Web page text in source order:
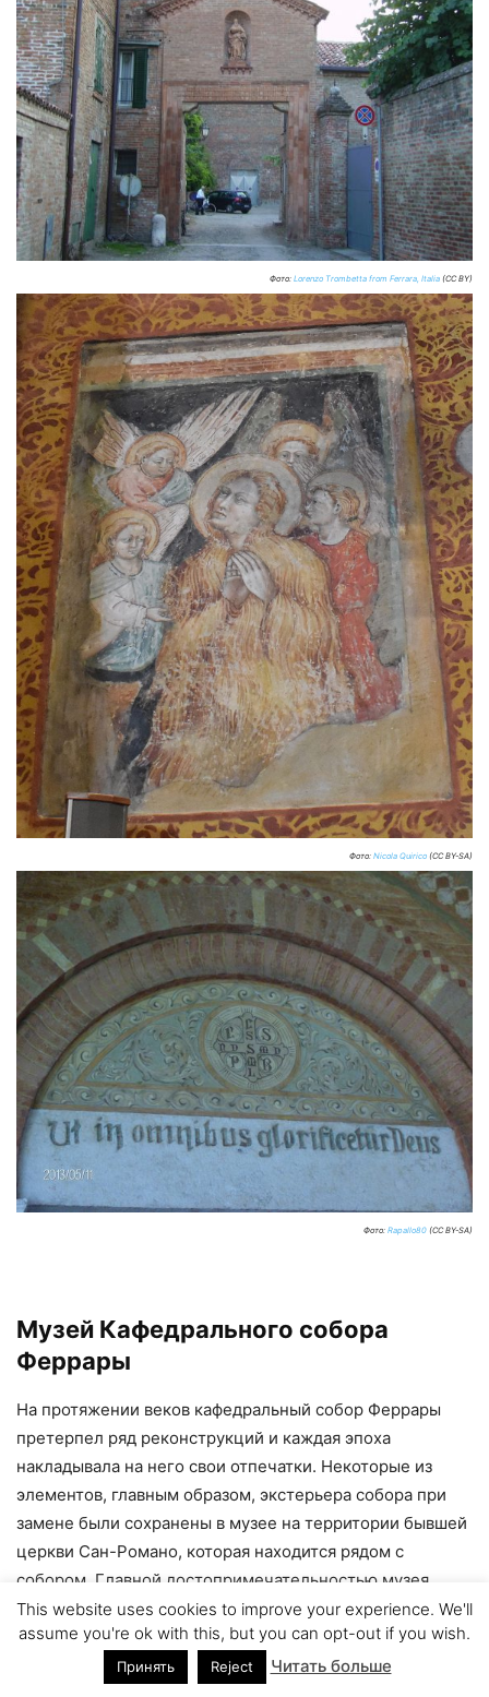
Фото: Lorenzo Trombetta from Ferrara, Italia (CC BY)
Фото: Nicola Quirico (CC BY-SA)
Фото: Rapallo80 (CC BY-SA)
Музей Кафедрального собора
Феррары
На протяжении веков кафедральный собор Феррары
претерпел ряд реконструкций и каждая эпоха
накладывала на него свои отпечатки. Некоторые из
элементов, главным образом, экстерьера собора при
замене были сохранены в музее на территории бывшей
церкви Сан-Романо, которая находится рядом с
собором. Главной достопримечательностью музея
является то, что он устроен так, чтобы дать
представление о великолепии эпохи Возрождения и о
том, как эта эпоха повлияла на облик Феррары.
This website uses cookies to improve your experience. We'll
assume you're ok with this, but you can opt-out if you wish.
Принять Reject Читать больше